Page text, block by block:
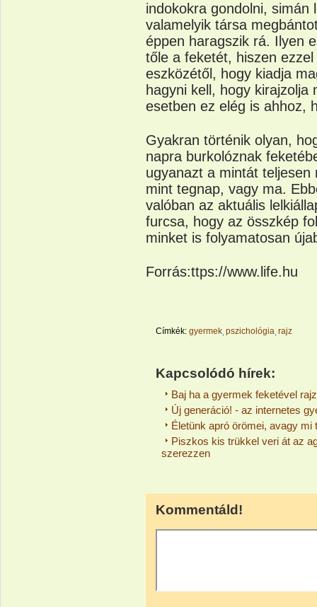
indokokra gondolni,
valamelyik társa
éppen haragszik rá. Ilyen
tőle a feketét, hiszen
eszközétől, hogy kiadja
hagyni kell, hogy
esetben ez elég is ahhoz,
Gyakran történik olyan,
napra burkolóznak
ugyanazt a mintát
mint tegnap, vagy ma.
valóban az aktuális
furcsa, hogy az összkép
minket is folyamatosan
Forrás:ttps://www.life.hu
Címkék: gyermek pszichológia rajz
Kapcsolódó hírek:
Baj ha a gyermek feketével
Új generáció! - az internetes
Életünk apró örömei, avagy
Piszkos kis trükkel veri át az
szerezzen
Kommentáld!